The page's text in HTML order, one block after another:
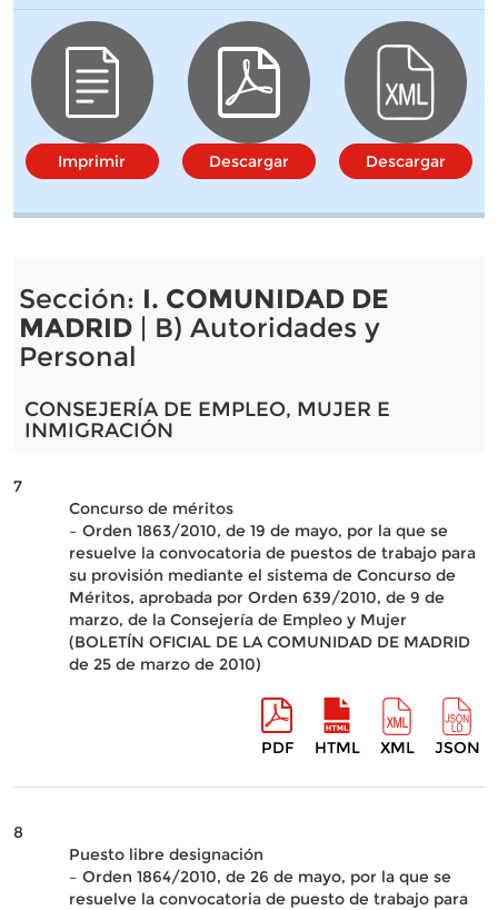
Imprimir Descargar Descargar
Sección: I. COMUNIDAD DE
MADRID| B) Autoridades y
Personal
CONSEJERÍA DE EMPLEO, MUJER E
INMIGRACIÓN
7
Concurso de méritos
– Orden 1863/2010, de 19 de mayo, por la que se
resuelve la convocatoria de puestos de trabajo para
su provisión mediante el sistema de Concurso de
Méritos, aprobada por Orden 639/2010, de 9 de
marzo, de la Consejería de Empleo y Mujer
(BOLETÍN OFICIAL DE LA COMUNIDAD DE MADRID
de 25 de marzo de 2010)
PDF HTML XML JSON
8
Puesto libre designación
– Orden 1864/2010, de 26 de mayo, por la que se
resuelve la convocatoria de puesto de trabajo para